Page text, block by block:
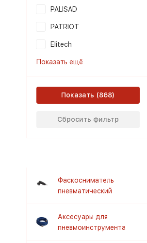
PALISAD
PATRIOT
Elitech
Показать ещё
Показать
Сбросить фильтр
Фаскосниматель
пневматический
Аксесуары для
пневмоинструмента